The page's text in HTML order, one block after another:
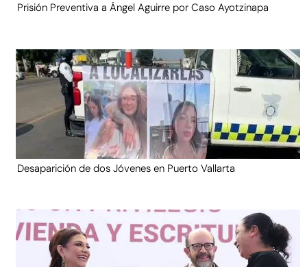
Prisión Preventiva a Ángel Aguirre por Caso Ayotzinapa
Desaparición de dos Jóvenes en Puerto Vallarta